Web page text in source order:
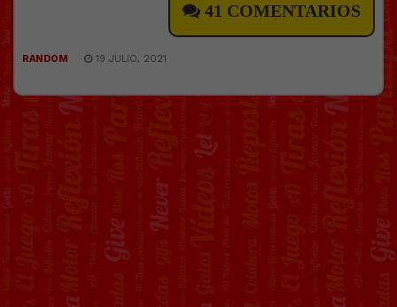
41 COMENTARIOS
RANDOM 19 JULIO, 2021